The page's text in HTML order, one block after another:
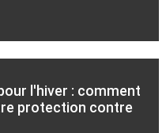
l'hiver : comment
protection contre